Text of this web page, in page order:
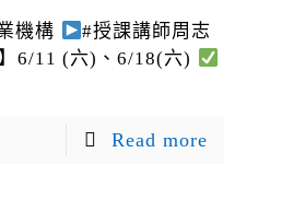
機構
#授課講師周志
】6/11 (六)、6/18(六)
Read more